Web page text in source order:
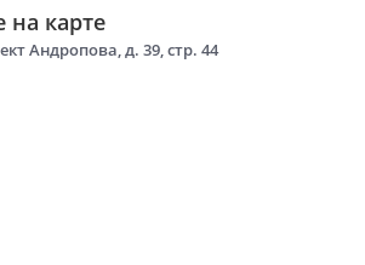
на карте
Андропова, д. 39, стр. 44